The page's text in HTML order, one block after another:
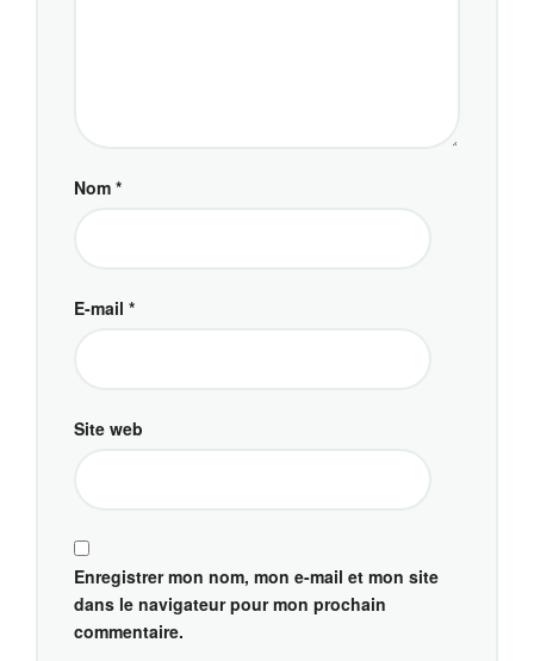
Nom *
E-mail *
Site web
Enregistrer mon nom, mon e-mail et mon site
dans le navigateur pour mon prochain
commentaire.